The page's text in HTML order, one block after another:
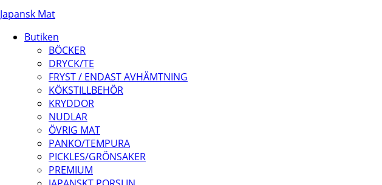
Japansk Mat
Butiken
BÖCKER
DRYCK/TE
FRYST / ENDAST AVHÄMTNING
KÖKSTILLBEHÖR
KRYDDOR
NUDLAR
ÖVRIG MAT
PANKO/TEMPURA
PICKLES/GRÖNSAKER
PREMIUM